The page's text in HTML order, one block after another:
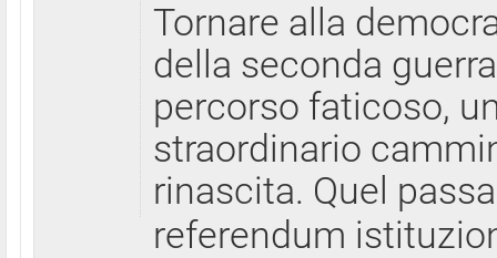
Tornare alla
della seconda
percorso faticoso,
straordinario
rinascita. Quel
referendum